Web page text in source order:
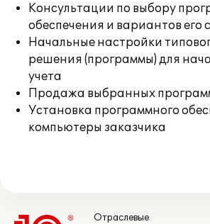
Консультации по выбору
обеспечения и вариантов его
Начальные настройки
решения (программы) для
учета
Продажа выбранных
Установка программного
компьютеры заказчика
Отраслевые